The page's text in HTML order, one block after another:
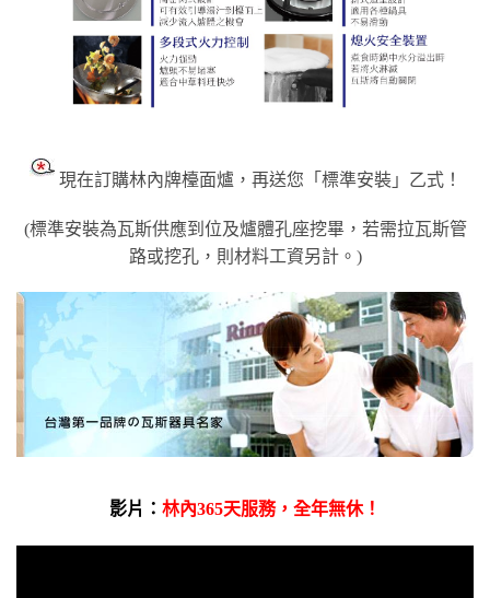
現在訂購林內牌檯面爐，再送您「標準安裝」乙式！
(標準安裝為瓦斯供應到位及爐體孔座挖畢，若需拉瓦斯管
路或挖孔，則材料工資另計。)
影片： 林內365天服務，全年無休！